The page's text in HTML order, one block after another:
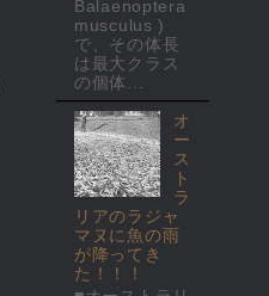
Balaenoptera
musculus )
で、その体長
は最大クラス
の個体...
オ
ー
ス
ト
ラ
リアのラジャ
マヌに魚の雨
が降ってき
た！！！